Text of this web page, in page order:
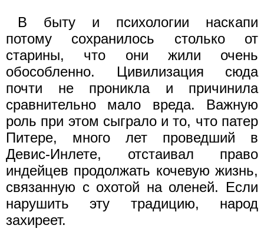
В быту и психологии наскапи
потому сохранилось столько от
старины, что они жили очень
обособленно. Цивилизация сюда
почти не проникла и причинила
сравнительно мало вреда. Важную
роль при этом сыграло и то, что патер
Питере, много лет проведший в
Девис-Инлете, отстаивал право
индейцев продолжать кочевую жизнь,
связанную с охотой на оленей. Если
нарушить эту традицию, народ
захиреет.